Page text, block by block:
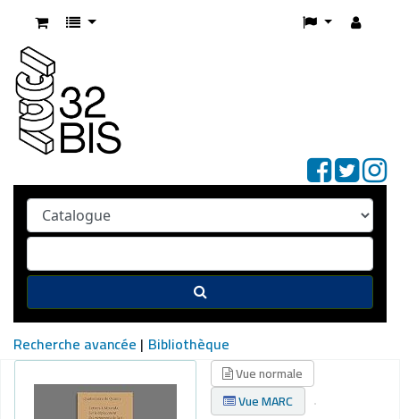
Recherche avancée Bibliothèque
Vue normale
Vue MARC